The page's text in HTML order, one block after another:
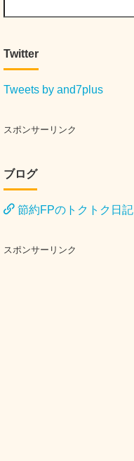
Twitter
Tweets by and7plus
スポンサーリンク
ブログ
節約FPのトクトク日記
スポンサーリンク